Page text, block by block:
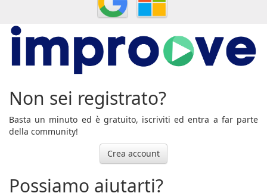
Non sei registrato?
Basta un minuto ed è gratuito, iscriviti ed entra a far parte
della community!
Crea account
Possiamo aiutarti?